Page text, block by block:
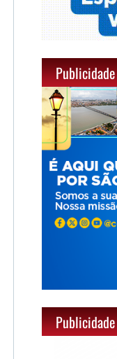
Publicidade
Publicidade